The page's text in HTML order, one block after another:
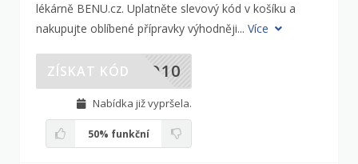
lékárně BENU.cz. Uplatněte slevový kód v košíku a
nakupujte oblíbené přípravky výhodněji... Více
RO10
ZÍSKAT KÓD
Nabídka již vypršela.
50% funkční